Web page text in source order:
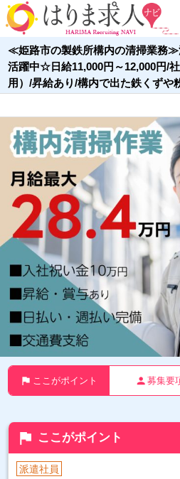
≪姫路市の製鉄所構内の清掃業務≫
活躍中☆日給11,000円～12,000円/
用）/昇給あり/構内で出た鉄くずや
flag ここがポイント person 募集要
flag ここがポイント
派遣社員